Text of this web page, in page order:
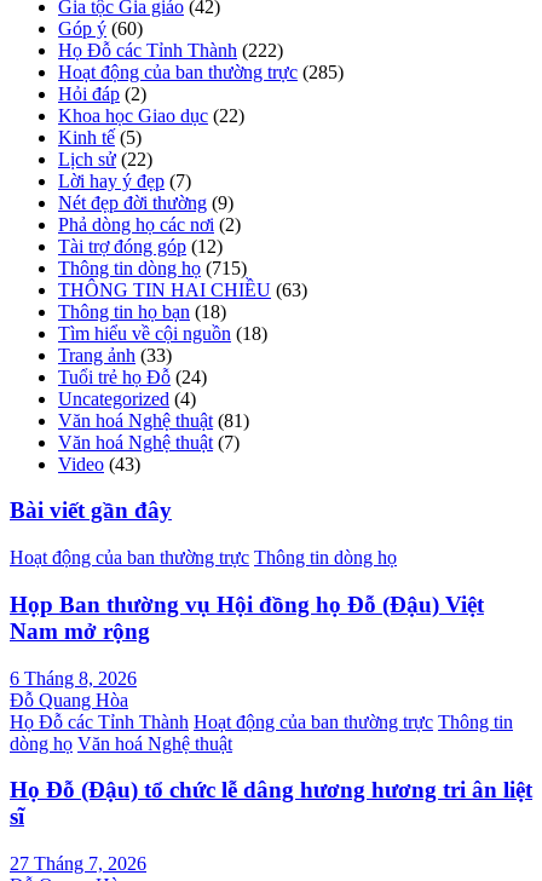
Gia tộc Gia giáo (42)
Góp ý (60)
Họ Đỗ các Tỉnh Thành (222)
Hoạt động của ban thường trực (285)
Hỏi đáp (2)
Khoa học Giao dục (22)
Kinh tế (5)
Lịch sử (22)
Lời hay ý đẹp (7)
Nét đẹp đời thường (9)
Phả dòng họ các nơi (2)
Tài trợ đóng góp (12)
Thông tin dòng họ (715)
THÔNG TIN HAI CHIỀU (63)
Thông tin họ bạn (18)
Tìm hiểu về cội nguồn (18)
Trang ảnh (33)
Tuổi trẻ họ Đỗ (24)
Uncategorized (4)
Văn hoá Nghệ thuật (81)
Văn hoá Nghệ thuật (7)
Video (43)
Bài viết gần đây
Hoạt động của ban thường trực Thông tin dòng họ
Họp Ban thường vụ Hội đồng họ Đỗ (Đậu) Việt
Nam mở rộng
6 Tháng 8, 2026
Đỗ Quang Hòa
Họ Đỗ các Tỉnh Thành Hoạt động của ban thường trực Thông tin
dòng họ Văn hoá Nghệ thuật
Họ Đỗ (Đậu) tổ chức lễ dâng hương hương tri ân liệt
sĩ
27 Tháng 7, 2026